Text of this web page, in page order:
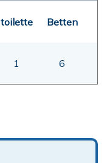
toilette Betten
1 6